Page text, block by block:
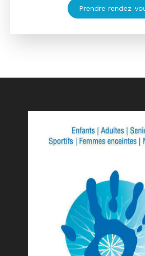
Prendre rendez-